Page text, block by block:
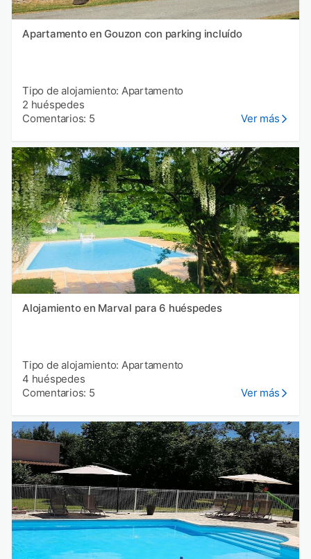
Apartamento en Gouzon con parking incluído
Tipo de alojamiento: Apartamento
2 huéspedes
Comentarios: 5
Ver más
Alojamiento en Marval para 6 huéspedes
Tipo de alojamiento: Apartamento
4 huéspedes
Comentarios: 5
Ver más